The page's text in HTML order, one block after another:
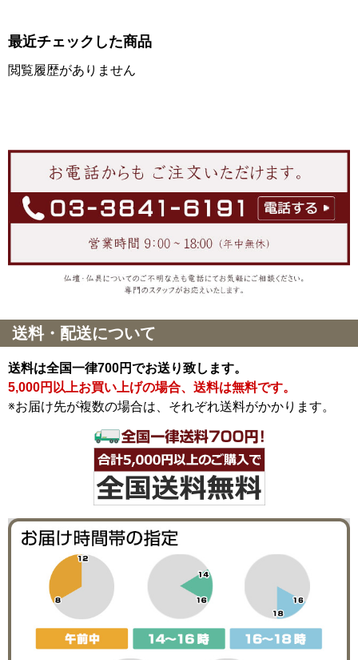
最近チェックした商品
閲覧履歴がありません
送料・配送について
送料は全国一律700円でお送り致します。
5,000円以上お買い上げの場合、送料は無料です。
※お届け先が複数の場合は、それぞれ送料がかかります。